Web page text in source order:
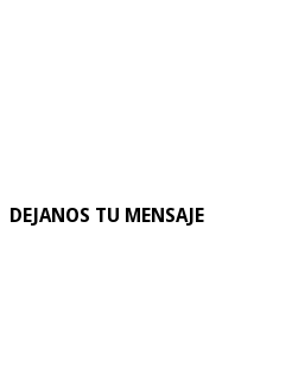
DEJANOS TU MENSAJE